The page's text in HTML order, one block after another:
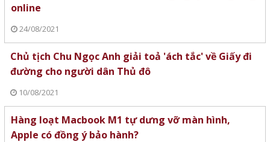
online
24/08/2021
Chủ tịch Chu Ngọc Anh giải toả 'ách tắc' về Giấy đi
đường cho người dân Thủ đô
10/08/2021
Hàng loạt Macbook M1 tự dưng vỡ màn hình,
Apple có đồng ý bảo hành?